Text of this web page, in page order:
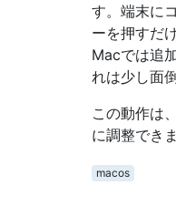
す。端末に
ーを押すだ
Macでは追
れは少し面
この動作は
に調整でき
macos